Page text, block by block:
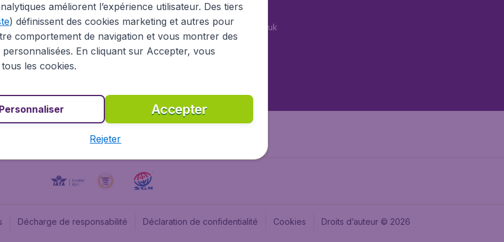
Légale
Devenez partenaire
Vols pas chers
BudgetAir.it
BudgetAir.co.uk
Décharge de responsabilité Déclaration de confidentialité Cookies Droits d’auteur © 2026
améliorent l’expérience utilisateur. Des tiers
) définissent des cookies marketing et autres pour
comportement de navigation et vous montrer des
personnalisées. En cliquant sur Accepter, vous
les cookies.
Accepter
Personnaliser
Rejeter